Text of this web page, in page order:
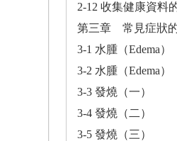
2-12 收集健康資料
第三章 常見症狀
3-1 水腫（Edema）
3-2 水腫（Edema）
3-3 發燒（一）
3-4 發燒（二）
3-5 發燒（三）